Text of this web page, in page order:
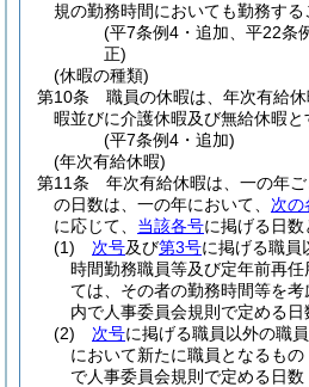
規の勤務時間においても勤務する
(平7条例4・追加、平22条
正)
(休暇の種類)
第10条
職員の休暇は、年次有給
暇並びに介護休暇及び無給休暇と
(平7条例4・追加)
(年次有給休暇)
第11条
年次有給休暇は、一の年
の日数は、一の年において、 次の
に応じて、 当該各号に掲げる日数
(1)
次号及び第3号に掲げる職
時間勤務職員等及び定年前再
ては、その者の勤務時間等を
内で人事委員会規則で定める日
(2)
次号に掲げる職員以外の職
において新たに職員となるも
で人事委員会規則で定める日数